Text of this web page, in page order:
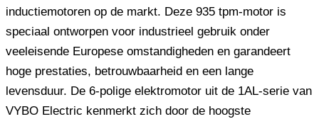
inductiemotoren op de markt. Deze 935 tpm-motor is
speciaal ontworpen voor industrieel gebruik onder
veeleisende Europese omstandigheden en garandeert
hoge prestaties, betrouwbaarheid en een lange
levensduur. De 6-polige elektromotor uit de 1AL-serie van
VYBO Electric kenmerkt zich door de hoogste